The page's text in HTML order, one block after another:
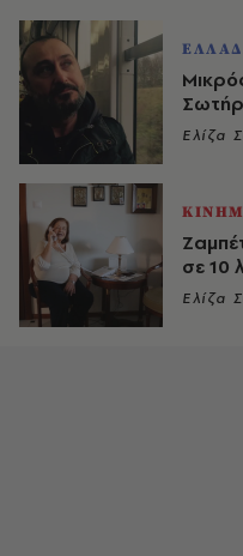
Ελίζα
σε 10
Ελίζα